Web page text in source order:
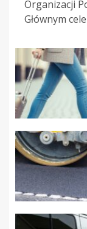
Organizacji
Głównym